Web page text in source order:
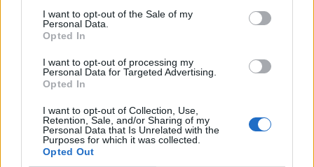
I want to opt-out of the Sale of my
Personal Data.
Opted In
I want to opt-out of processing my
Personal Data for Targeted Advertising.
Opted In
I want to opt-out of Collection, Use,
Retention, Sale, and/or Sharing of my
Personal Data that Is Unrelated with the
Purposes for which it was collected.
Opted Out
musicali complesse. Queste innovazioni
veramente creare.
Tesina di terza media
sull’Intelligenza Artificiale:
Applicazioni Tecnologiche